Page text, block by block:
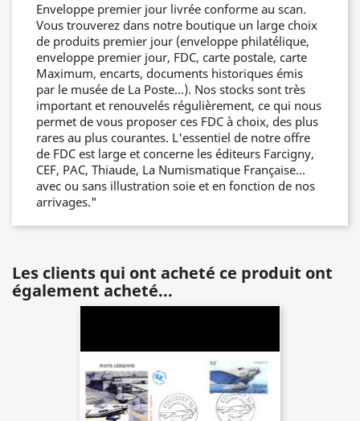
Enveloppe premier jour livrée conforme au scan.
Vous trouverez dans notre boutique un large choix
de produits premier jour (enveloppe philatélique,
enveloppe premier jour, FDC, carte postale, carte
Maximum, encarts, documents historiques émis
par le musée de La Poste...). Nos stocks sont très
important et renouvelés régulièrement, ce qui nous
permet de vous proposer ces FDC à choix, des plus
rares au plus courantes. L'essentiel de notre offre
de FDC est large et concerne les éditeurs Farcigny,
CEF, PAC, Thiaude, La Numismatique Française...
avec ou sans illustration soie et en fonction de nos
arrivages."
Les clients qui ont acheté ce produit ont
également acheté...